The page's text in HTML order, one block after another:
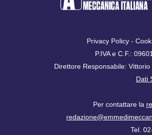
Privacy Policy -
P.IVA e C.F.:
Direttore Responsabile: Vittorio
Dati
Per contattare la
Tel.